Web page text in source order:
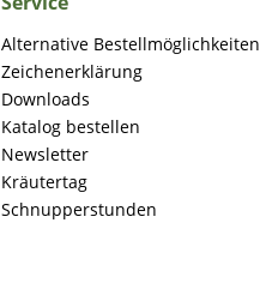
Alternative Bestellmöglichkeiten
Zeichenerklärung
Downloads
Katalog bestellen
Newsletter
Kräutertag
Schnupperstunden